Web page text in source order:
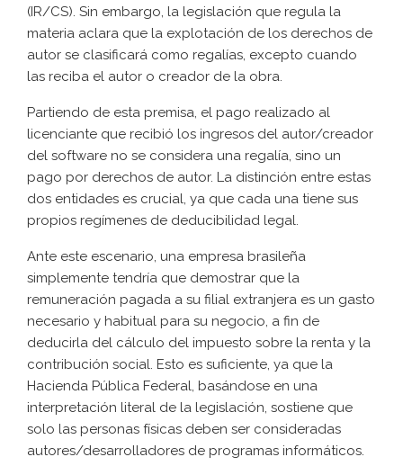
(IR/CS). Sin embargo, la legislación que regula la
materia aclara que la explotación de los derechos de
autor se clasificará como regalías, excepto cuando
las reciba el autor o creador de la obra.
Partiendo de esta premisa, el pago realizado al
licenciante que recibió los ingresos del autor/creador
del software no se considera una regalía, sino un
pago por derechos de autor. La distinción entre estas
dos entidades es crucial, ya que cada una tiene sus
propios regímenes de deducibilidad legal.
Ante este escenario, una empresa brasileña
simplemente tendría que demostrar que la
remuneración pagada a su filial extranjera es un gasto
necesario y habitual para su negocio, a fin de
deducirla del cálculo del impuesto sobre la renta y la
contribución social. Esto es suficiente, ya que la
Hacienda Pública Federal, basándose en una
interpretación literal de la legislación, sostiene que
solo las personas físicas deben ser consideradas
autores/desarrolladores de programas informáticos.